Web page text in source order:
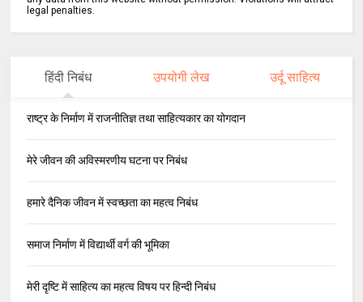
legal penalties.
हिंदी निबंध उपयोगी लेख उर्दू साहित्य
राष्ट्र के निर्माण में राजनीतिज्ञ तथा साहित्यकार का योगदान
मेरे जीवन की अविस्मरणीय घटना पर निबंध
हमारे दैनिक जीवन में स्वच्छता का महत्व निबंध
समाज निर्माण में विद्यार्थी वर्ग की भूमिका
मेरी दृष्टि में साहित्य का महत्व विषय पर हिन्दी निबंध